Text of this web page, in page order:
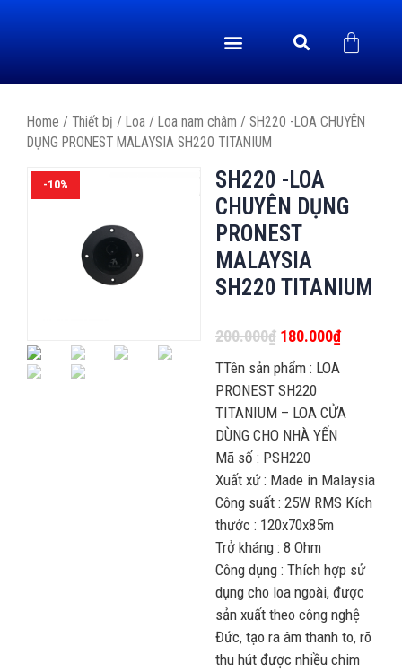
Home / Thiết bị / Loa / Loa nam châm / SH220 -LOA CHUYÊN
DỤNG PRONEST MALAYSIA SH220 TITANIUM
-10%
SH220 -LOA
CHUYÊN DỤNG
PRONEST
MALAYSIA
SH220 TITANIUM
200.000₫ 180.000₫
TTên sản phẩm : LOA
PRONEST SH220
TITANIUM – LOA CỬA
DÙNG CHO NHÀ YẾN
Mã số : PSH220
Xuất xứ : Made in Malaysia
Công suất : 25W RMS Kích
thước : 120x70x85m
Trở kháng : 8 Ohm
Công dụng : Thích hợp sử
dụng cho loa ngoài, được
sản xuất theo công nghệ
Đức, tạo ra âm thanh to, rõ
thu hút được nhiều chim